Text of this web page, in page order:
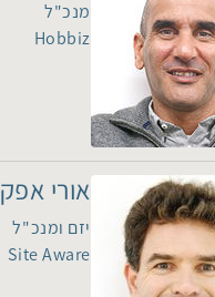
מנכ"ל
Hobbiz
אורי אפק
יזם ומנכ"ל
Site Aware